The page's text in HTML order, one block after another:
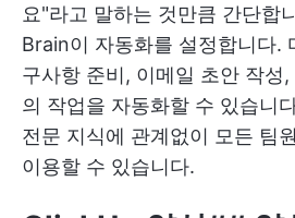
요"라고 말하는 것만큼 간단합
Brain이 자동화를 설정합니다.
구사항 준비, 이메일 초안 작성
의 작업을 자동화할 수 있습니
전문 지식에 관계없이 모든 팀
이용할 수 있습니다.